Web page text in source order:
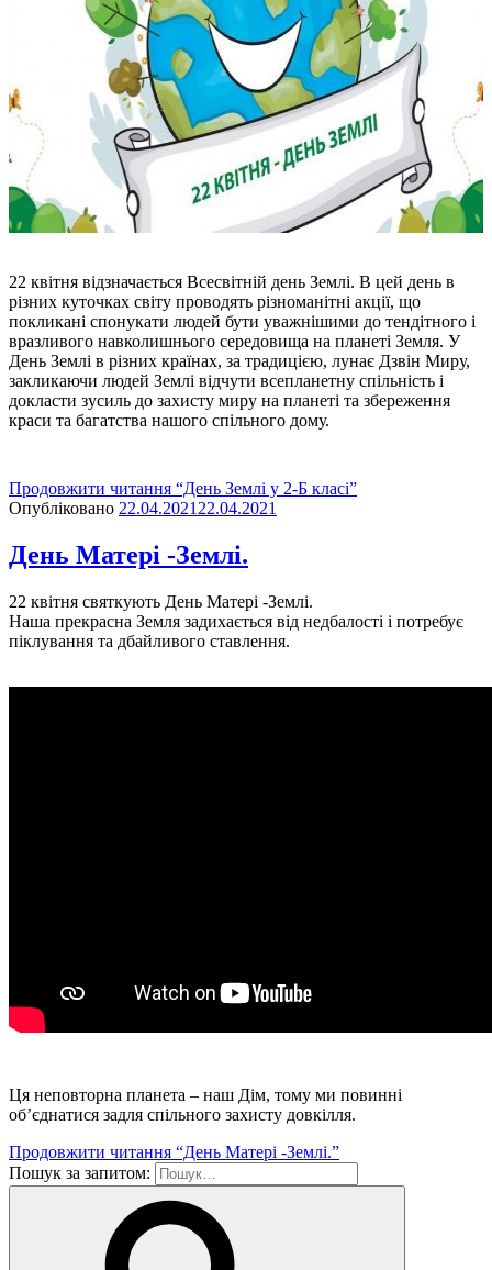
22 квітня відзначається Всесвітній день Землі. В цей день в
різних куточках світу проводять різноманітні акції, що
покликані спонукати людей бути уважнішими до тендітного і
вразливого навколишнього середовища на планеті Земля. У
День Землі в різних країнах, за традицією, лунає Дзвін Миру,
закликаючи людей Землі відчути всепланетну спільність і
докласти зусиль до захисту миру на планеті та збереження
краси та багатства нашого спільного дому.
Продовжити читання “День Землі у 2-Б класі”
Опубліковано 22.04.2021 22.04.2021
День Матері -Землі.
22 квітня святкують День Матері -Землі.
Наша прекрасна Земля задихається від недбалості і потребує
піклування та дбайливого ставлення.
Ця неповторна планета – наш Дім, тому ми повинні
об’єднатися задля спільного захисту довкілля.
Продовжити читання “День Матері -Землі.”
Пошук за запитом: